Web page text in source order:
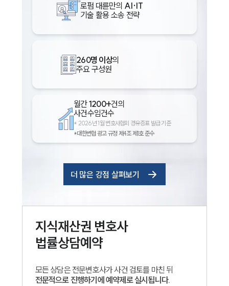
로펌 대륜만의 AI·IT
기술 활용 소송 전략
260명 이상의
주요 구성원
월간1200+건의
사건수임건수
* 2026년 1월 변호사협회 경유증표 발급 기준
*대한변협 광고 규정 제4조 제1호 준수
더 많은 강점 살펴보기
지식재산권 변호사
법률상담예약
모든 상담은 전문변호사가 사건 검토를 마친 뒤
전문적으로 진행하기에 예약제로 실시됩니다.